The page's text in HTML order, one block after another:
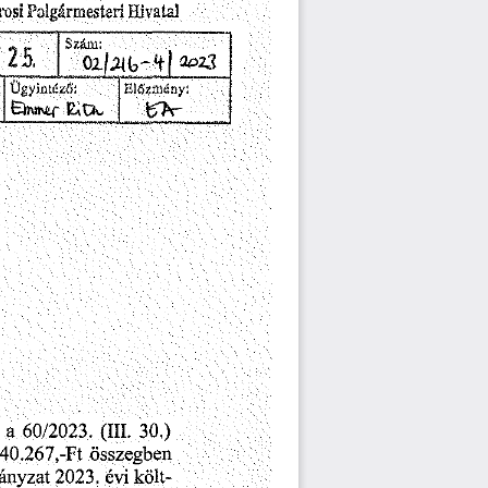
Polgármesteri Hivatal
Szám:
Ügyintéző: Előzmény:
a 60/2023. (III. 30.)
-Ft összegben
2023. évi költ